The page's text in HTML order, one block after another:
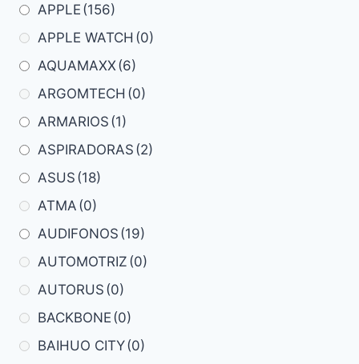
APPLE (156)
APPLE WATCH (0)
AQUAMAXX(6)
ARGOMTECH (0)
ARMARIOS (1)
ASPIRADORAS (2)
ASUS (18)
ATMA (0)
AUDIFONOS (19)
AUTOMOTRIZ (0)
AUTORUS (0)
BACKBONE (0)
BAIHUO CITY(0)